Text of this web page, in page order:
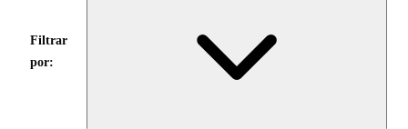
Filtrar
por: